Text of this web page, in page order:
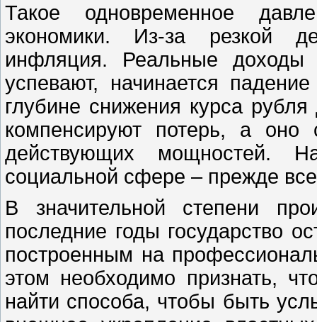
Такое одновременное
экономики. Из-за резкой
инфляция. Реальные
успевают, начинается
глубине снижения курса
компенсируют потерь, а
действующих мощностей.
социальной сфере – прежде
В значительной степени
последние годы государство
построенным на
этом необходимо признать,
найти способа, чтобы быть